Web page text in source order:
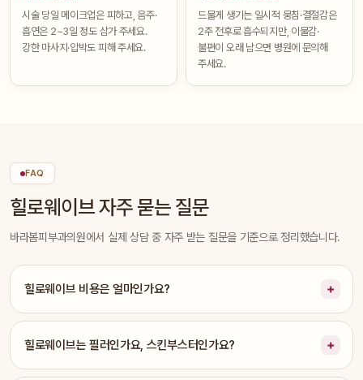
시술 당일 메이크업은 피하고, 음주·
흡연은 2~3일 정도 삼가 주세요.
강한 마사지·압박도 피해 주세요.
드물게 생기는 일시적 뭉침·결절감은
2주 전후로 흡수되지만, 이물감·
불편이 오래 남으면 병원에 문의해
주세요.
FAQ
힐로웨이브 자주 묻는 질문
바라봄피부과의원에서 실제 상담 중 자주 받는 질문을 기준으로 정리했습니다.
힐로웨이브 비용은 얼마인가요?
힐로웨이브는 필러인가요, 스킨부스터인가요?